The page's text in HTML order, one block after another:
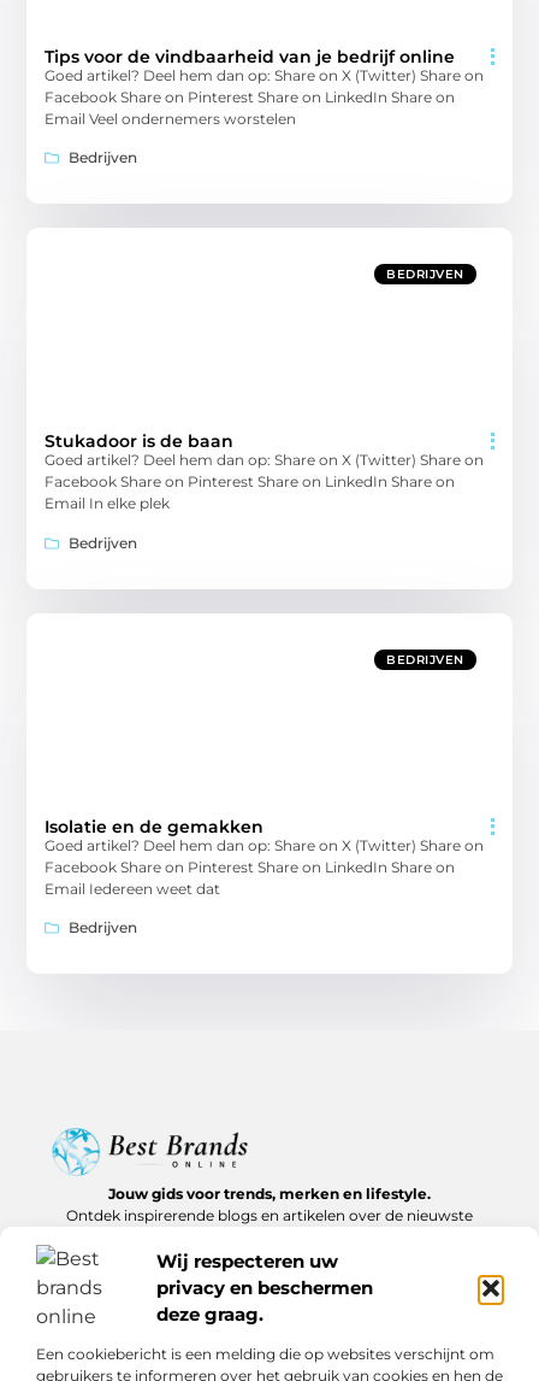
Wij respecteren uw
privacy en beschermen
deze graag.
Een cookiebericht is een melding die op websites verschijnt om
gebruikers te informeren over het gebruik van cookies en hen de
Tips voor de vindbaarheid van je bedrijf online
Goed artikel? Deel hem dan op: Share on X (Twitter) Share on
Facebook Share on Pinterest Share on LinkedIn Share on
Email Veel ondernemers worstelen
Bedrijven
BEDRIJVEN
Stukadoor is de baan
Goed artikel? Deel hem dan op: Share on X (Twitter) Share on
Facebook Share on Pinterest Share on LinkedIn Share on
Email In elke plek
Bedrijven
BEDRIJVEN
Isolatie en de gemakken
Goed artikel? Deel hem dan op: Share on X (Twitter) Share on
Facebook Share on Pinterest Share on LinkedIn Share on
Email Iedereen weet dat
Bedrijven
Jouw gids voor trends, merken en lifestyle.
Ontdek inspirerende blogs en artikelen over de nieuwste
Bericht categorie